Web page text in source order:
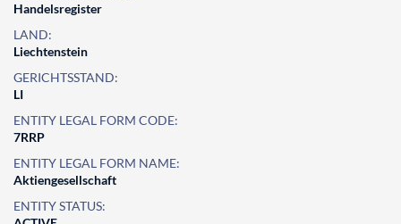
Handelsregister
LAND:
Liechtenstein
GERICHTSSTAND:
LI
ENTITY LEGAL FORM CODE:
7RRP
ENTITY LEGAL FORM NAME:
Aktiengesellschaft
ENTITY STATUS: